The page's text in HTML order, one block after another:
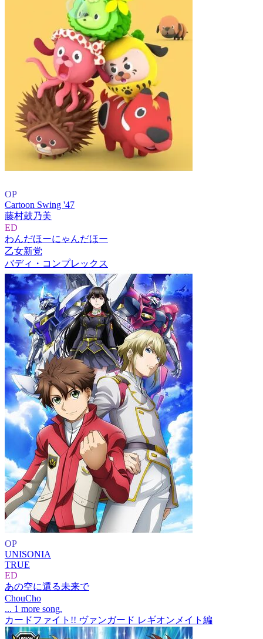
OP
Cartoon Swing '47
藤村鼓乃美
ED
わんだほーにゃんだほー
乙女新党
バディ・コンプレックス
OP
UNISONIA
TRUE
ED
あの空に還る未来で
ChouCho
... 1 more song.
カードファイト!! ヴァンガード レギオンメイト編